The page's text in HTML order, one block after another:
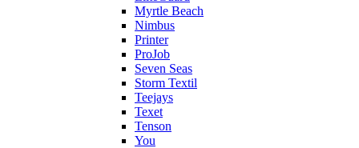
Myrtle Beach
Nimbus
Printer
ProJob
Seven Seas
Storm Textil
Teejays
Texet
Tenson
You